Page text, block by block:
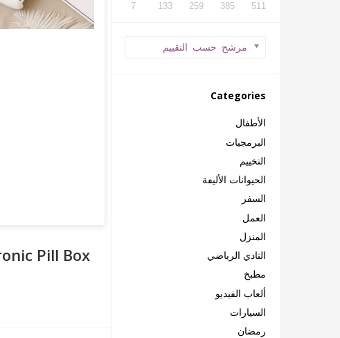
7 133 259 385 511
مرشح حسب التقييم
Categories
الأطفال
البرمجيات
التخييم
الحيوانات الأليفة
السفر
العمل
المنزل
النادي الرياضي
مطبخ
ألعاب الفيديو
السيارات
رمضان
Pill Box